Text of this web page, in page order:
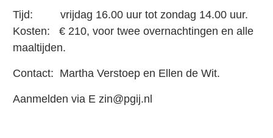
Tijd: vrijdag 16.00 uur tot zondag 14.00 uur.
Kosten: € 210, voor twee overnachtingen en alle
maaltijden.
Contact: Martha Verstoep en Ellen de Wit.
Aanmelden via E zin@pgij.nl